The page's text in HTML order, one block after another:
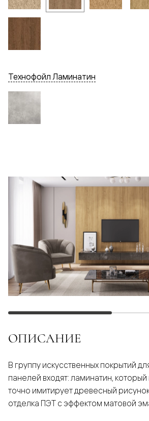
Технофойл Ламинатин
ОПИСАНИЕ
В группу искусственных покрытий
панелей входят: ламинатин,
точно имитирует древесный
отделка ПЭТ с эффектом матовой